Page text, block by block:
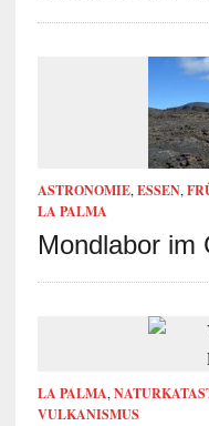
ASTRONOMIE,ESSEN,
LA PALMA
Mondlabor im
LA PALMA,
VULKANISMUS